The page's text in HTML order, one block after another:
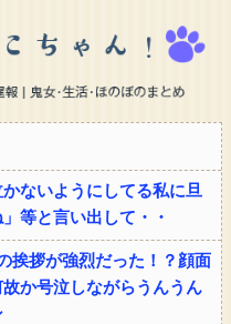
ないようにしてる私に旦
等と言い出して・・
挨拶が強烈だった！？顔面
か号泣しながらうんうん